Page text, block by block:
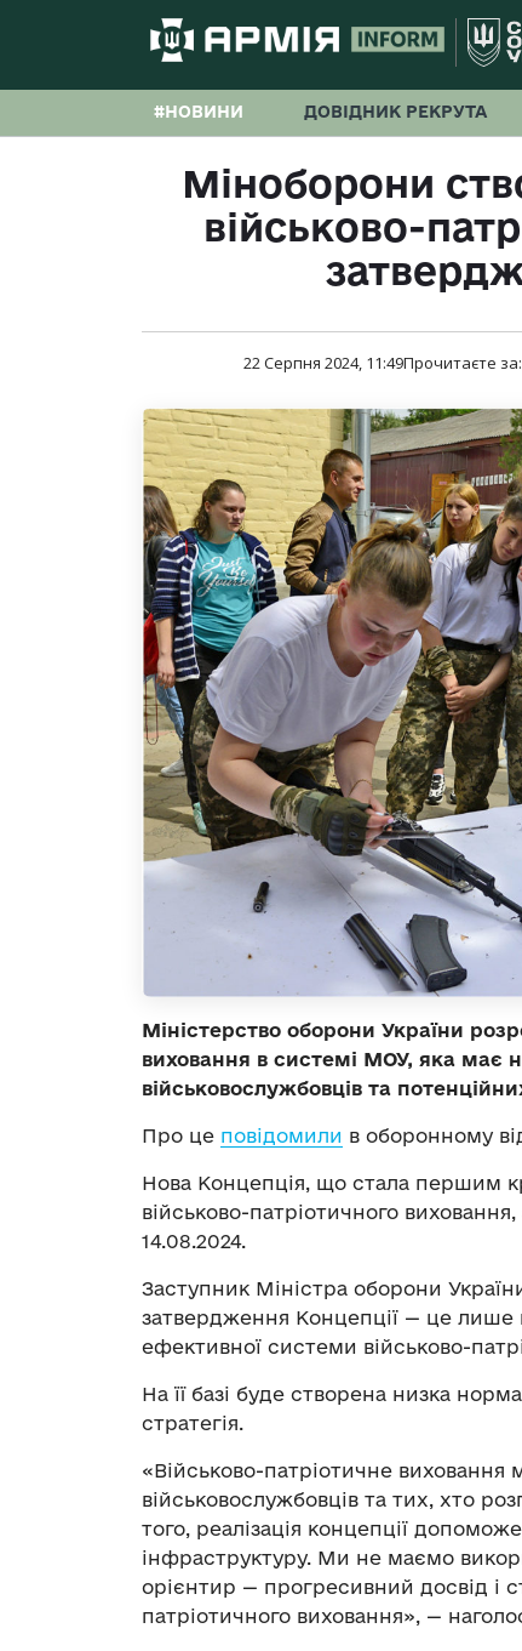
#НОВИНИ ДОВІДНИК РЕКРУТА
Міноборони
військово-
22 Серпня 2024, 11:49Прочитаєте за:
Міністерство оборони України
виховання в системі МОУ, яка має
військовослужбовців та
Про це повідомили в оборонному
Нова Концепція, що стала першим
військово-патріотичного
14.08.2024.
Заступник Міністра оборони
затвердження Концепції — це лише
ефективної системи військово-
На її базі буде створена низка
стратегія.
«Військово-патріотичне
військовослужбовців та тих, хто
того, реалізація концепції
інфраструктуру. Ми не маємо
орієнтир — прогресивний досвід і
патріотичного виховання», —